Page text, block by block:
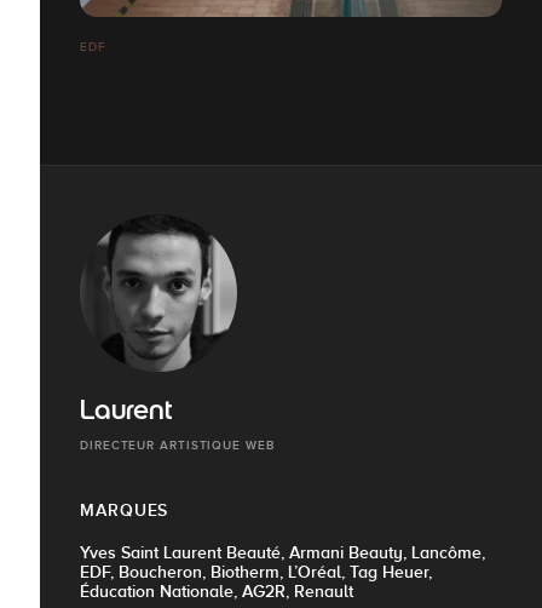
EDF
Laurent
DIRECTEUR ARTISTIQUE WEB
MARQUES
Yves Saint Laurent Beauté, Armani Beauty, Lancôme,
EDF, Boucheron, Biotherm, L’Oréal, Tag Heuer,
Éducation Nationale, AG2R, Renault